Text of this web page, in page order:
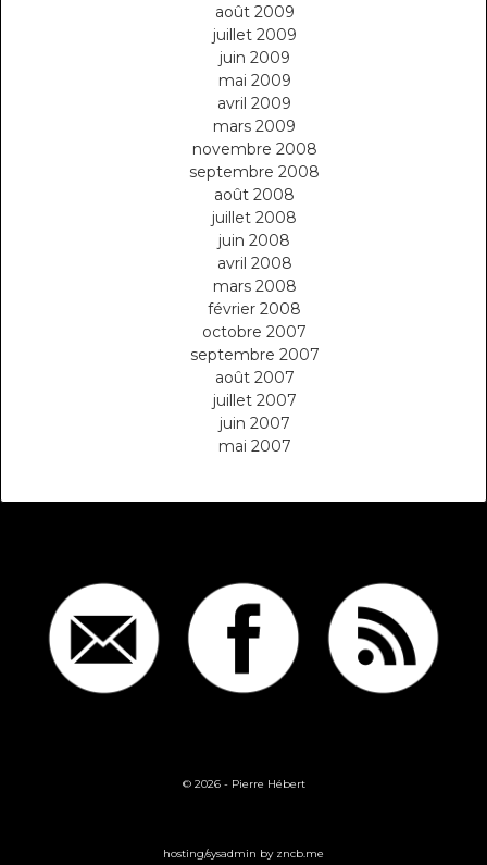
août 2009
juillet 2009
juin 2009
mai 2009
avril 2009
mars 2009
novembre 2008
septembre 2008
août 2008
juillet 2008
juin 2008
avril 2008
mars 2008
février 2008
octobre 2007
septembre 2007
août 2007
juillet 2007
juin 2007
mai 2007
© 2026 - Pierre Hébert
hosting/sysadmin by zncb.me